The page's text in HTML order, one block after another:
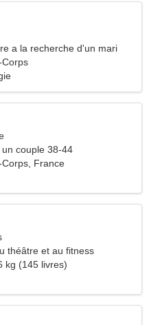
a la recherche d'un mari
couple 38-44
France
théâtre et au fitness
kg (145 livres)